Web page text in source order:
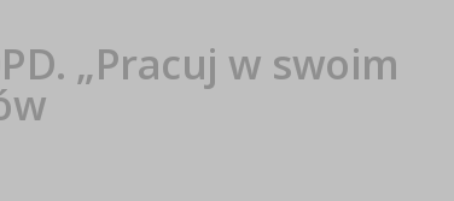
„Pracuj w swoim